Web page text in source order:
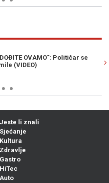
Bešlić pronađen mrtav u
djela...
Jeste li znali
Sjećanje
Kultura
Zdravlje
Gastro
HiTec
Auto